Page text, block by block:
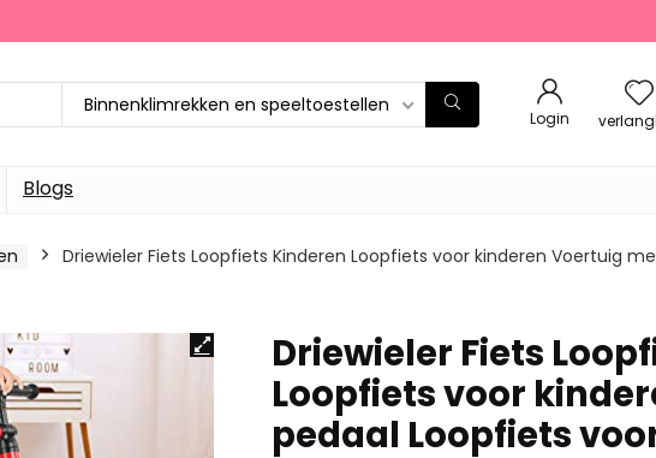
Binnenklimrekken en speeltoestellen
Login
Blogs
Driewieler Fiets Loopfiets Kinderen Loopfiets voor kinderen Voertuig
Driewieler Fiets
Loopfiets voor
pedaal Loopfiets